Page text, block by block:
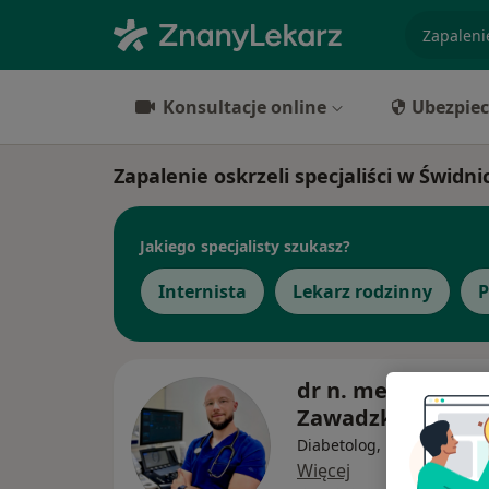
Konsultacje online
Zapalenie oskrzeli specjaliści w
Jakiego specjalisty szukasz?
Internista Lekarz rodzinny
dr n. med.
Zawadzki
Diabetolog,
Więcej